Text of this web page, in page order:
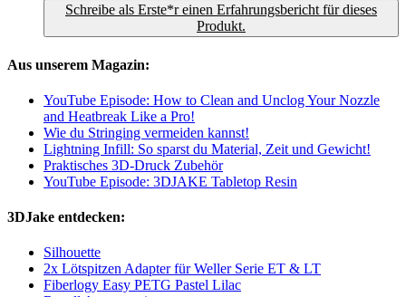
Schreibe als Erste*r einen Erfahrungsbericht für dieses
Produkt.
Aus unserem Magazin:
YouTube Episode: How to Clean and Unclog Your Nozzle
and Heatbreak Like a Pro!
Wie du Stringing vermeiden kannst!
Lightning Infill: So sparst du Material, Zeit und Gewicht!
Praktisches 3D-Druck Zubehör
YouTube Episode: 3DJAKE Tabletop Resin
3DJake entdecken:
Silhouette
2x Lötspitzen Adapter für Weller Serie ET & LT
Fiberlogy Easy PETG Pastel Lilac